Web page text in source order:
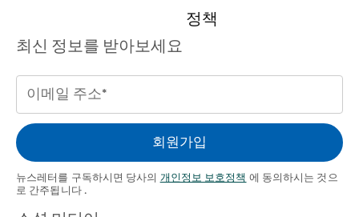
정책
최신 정보를 받아보세요
일
주
소
(필수의)
회원가입
뉴스레터를 구독하시면 당사의 개인정보 보호정책 에 동의하시는 것으
로 간주됩니다 .